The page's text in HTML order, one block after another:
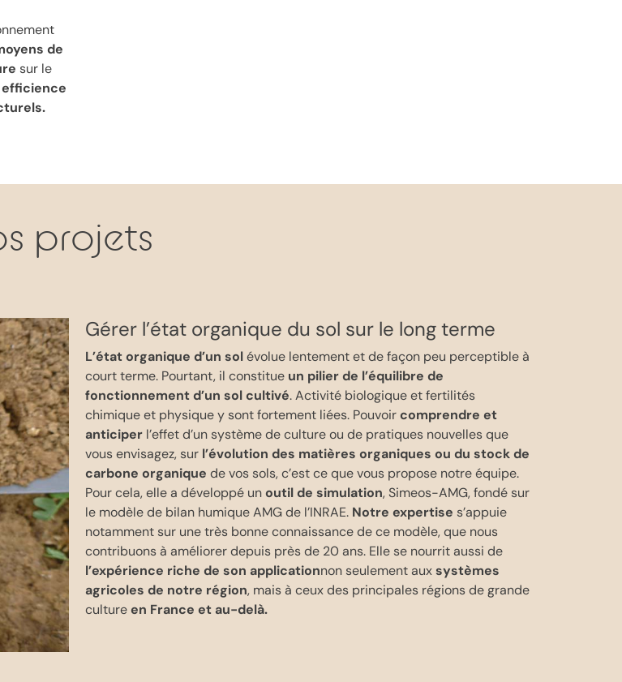
de
sur le
projets
Gérer l’état organique du sol sur le long terme
L’état organique d’un solévolue lentement et de façon peu perceptible à
court terme. Pourtant, il constitue un pilier de l’équilibre de
fonctionnement d’un sol cultivé. Activité biologique et fertilités
chimique et physique y sont fortement liées. Pouvoircomprendre et
anticiper l’effet d’un système de culture ou de pratiques nouvelles que
vous envisagez, sur l’évolution des matières organiques ou du stock de
carbone organique de vos sols, c’est ce que vous propose notre équipe.
Pour cela, elle a développé unoutil de simulation, Simeos-AMG, fondé sur
le modèle de bilan humique AMG de l’INRAE. Notre expertise s’appuie
notamment sur une très bonne connaissance de ce modèle, que nous
contribuons à améliorer depuis près de 20 ans. Elle se nourrit aussi de
l’expérience riche de son applicationnon seulement auxsystèmes
agricoles de notre région, mais à ceux des principales régions de grande
cultureen France et au-delà.